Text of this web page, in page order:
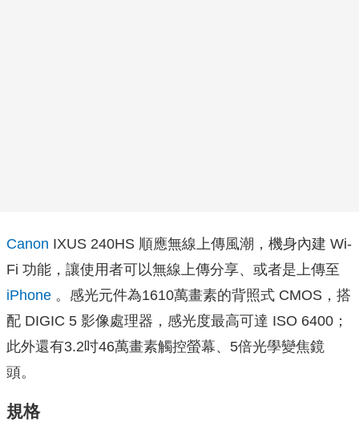
Canon IXUS 240HS 順應無線上傳風潮，機身內建 Wi-
Fi 功能，讓使用者可以無線上傳分享、或者是上傳至
iPhone 。感光元件為1610萬畫素的背照式 CMOS，搭
配 DIGIC 5 影像處理器，感光度最高可達 ISO 6400；
此外還有3.2吋46萬畫素觸控螢幕、5倍光學變焦鏡
頭。
規格